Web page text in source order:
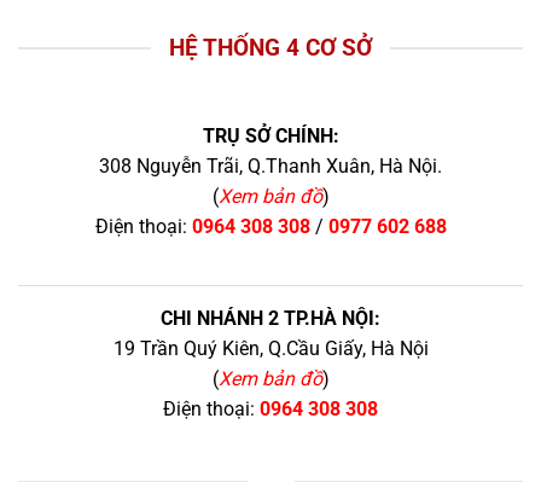
HỆ THỐNG 4 CƠ SỞ
TRỤ SỞ CHÍNH:
308 Nguyễn Trãi, Q.Thanh Xuân, Hà Nội.
(Xem bản đồ)
Điện thoại: 0964 308 308/ 0977 602 688
CHI NHÁNH 2 TP.HÀ NỘI:
19 Trần Quý Kiên, Q.Cầu Giấy, Hà Nội
(Xem bản đồ)
Điện thoại: 0964 308 308